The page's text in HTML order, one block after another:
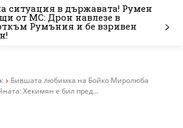
ситуация в държавата! Румен
от МС: Дрон навлезе в
Румъния и бе взривен
Бившата любимка на Бойко Миролюба
Хекимян е бил пред...